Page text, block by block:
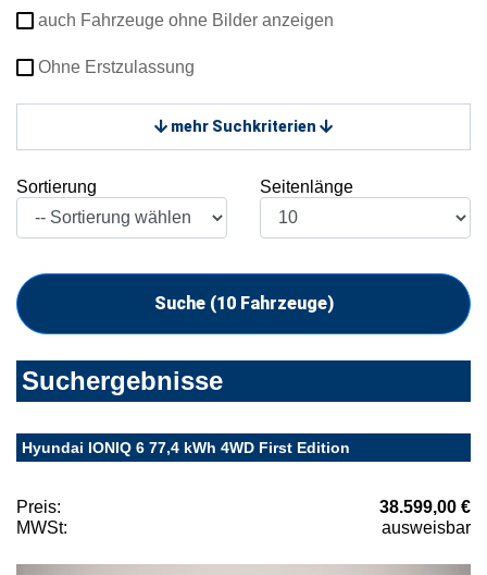
auch Fahrzeuge ohne Bilder anzeigen
Ohne Erstzulassung
mehr Suchkriterien
Sortierung Seitenlänge
Suche (10Fahrzeuge)
Suchergebnisse
Hyundai IONIQ 6 77,4 kWh 4WD First Edition
Preis:
38.599,00 €
MWSt:
ausweisbar